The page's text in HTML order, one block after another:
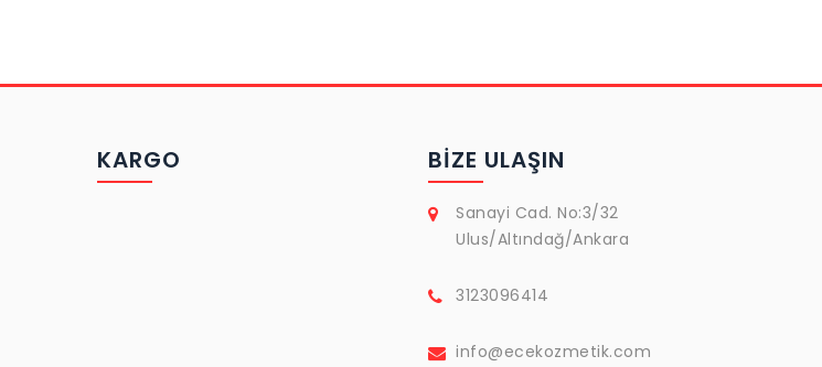
KARGO BIZE ULAŞIN
Sanayi Cad. No:3/32
Ulus/Altındağ/Ankara
3123096414
info@ecekozmetik.com